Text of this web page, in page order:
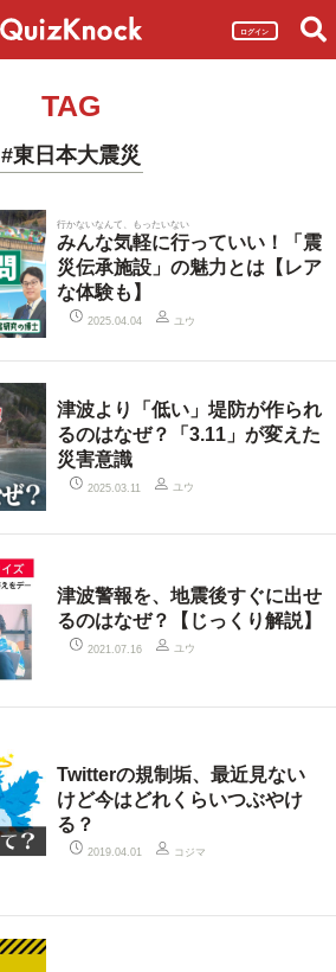
ログイン
TAG
#東日本大震災
行かないなんて、もったいない
みんな気軽に行っていい！「震
災伝承施設」の魅力とは【レア
な体験も】
2025.04.04 ユウ
津波より「低い」堤防が作られ
るのはなぜ？「3.11」が変えた
災害意識
2025.03.11 ユウ
津波警報を、地震後すぐに出せ
るのはなぜ？【じっくり解説】
2021.07.16 ユウ
Twitterの規制垢、最近見ない
けど今はどれくらいつぶやけ
る？
2019.04.01 コジマ